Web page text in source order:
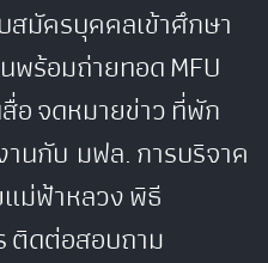
สมัครบุคคลเข้าศึกษา
พร้อมถ่ายทอดMFU
อจดหมายข่าวที่พัก
านกับ มฟล.การบริจาค
ม่ฟ้าหลวงพิธี
ติดต่อสอบถาม